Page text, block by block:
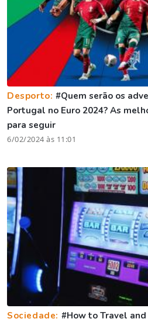
Desporto:#Quem serão os
Portugal no Euro 2024? As
para seguir
6/02/2024 às 11:01
Sociedade: #How to Travel